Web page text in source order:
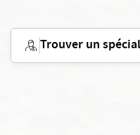
Trouver un